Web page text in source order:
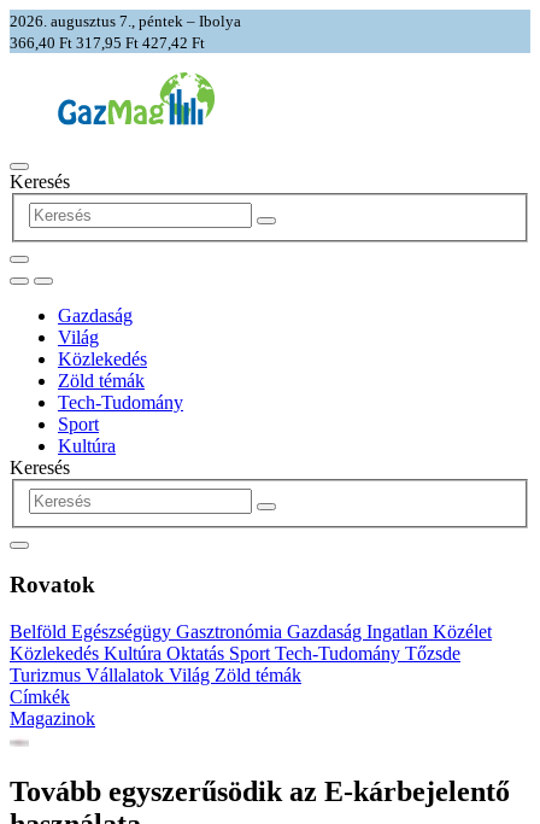
2026. augusztus 7., péntek – Ibolya
366,40 Ft 317,95 Ft 427,42 Ft
Keresés
Gazdaság
Világ
Közlekedés
Zöld témák
Tech-Tudomány
Sport
Kultúra
Keresés
Rovatok
Belföld Egészségügy Gasztronómia Gazdaság Ingatlan Közélet
Közlekedés Kultúra Oktatás Sport Tech-Tudomány Tőzsde
Turizmus Vállalatok Világ Zöld témák
Címkék
Magazinok
Tovább egyszerűsödik az E-kárbejelentő